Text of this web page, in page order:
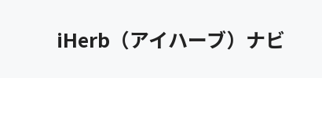
iHerb（アイハーブ）ナビ